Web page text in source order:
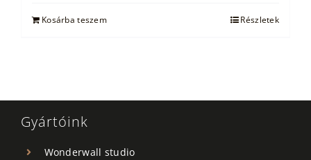
Kosárba teszem Részletek
Gyártóink
Wonderwall studio